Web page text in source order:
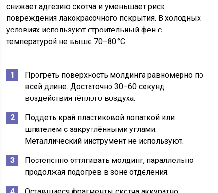
снижает адгезию скотча и уменьшает риск
повреждения лакокрасочного покрытия. В холодных
условиях используют строительный фен с
температурой не выше 70–80 °C.
Прогреть поверхность молдинга равномерно по
всей длине. Достаточно 30–60 секунд
воздействия тёплого воздуха.
Поддеть край пластиковой лопаткой или
шпателем с закруглёнными углами.
Металлический инструмент не используют.
Постепенно оттягивать молдинг, параллельно
продолжая подогрев в зоне отделения.